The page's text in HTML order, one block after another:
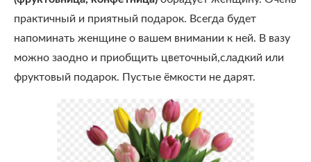
практичный и приятный подарок. Всегда будет
напоминать женщине о вашем внимании к ней. В вазу
можно заодно и приобщить цветочный,сладкий или
фруктовый подарок. Пустые ёмкости не дарят.